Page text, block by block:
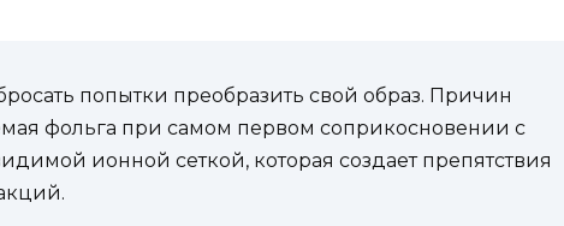
попытки преобразить свой образ. Причин
фольга при самом первом соприкосновении с
ионной сеткой, которая создает препятствия